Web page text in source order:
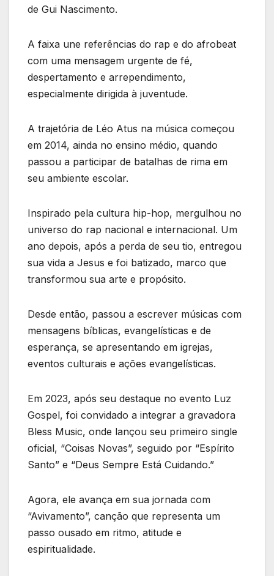
de Gui Nascimento.
A faixa une referências do rap e do afrobeat
com uma mensagem urgente de fé,
despertamento e arrependimento,
especialmente dirigida à juventude.
A trajetória de Léo Atus na música começou
em 2014, ainda no ensino médio, quando
passou a participar de batalhas de rima em
seu ambiente escolar.
Inspirado pela cultura hip-hop, mergulhou no
universo do rap nacional e internacional. Um
ano depois, após a perda de seu tio, entregou
sua vida a Jesus e foi batizado, marco que
transformou sua arte e propósito.
Desde então, passou a escrever músicas com
mensagens bíblicas, evangelísticas e de
esperança, se apresentando em igrejas,
eventos culturais e ações evangelísticas.
Em 2023, após seu destaque no evento Luz
Gospel, foi convidado a integrar a gravadora
Bless Music, onde lançou seu primeiro single
oficial, “Coisas Novas”, seguido por “Espírito
Santo” e “Deus Sempre Está Cuidando.”
Agora, ele avança em sua jornada com
“Avivamento”, canção que representa um
passo ousado em ritmo, atitude e
espiritualidade.